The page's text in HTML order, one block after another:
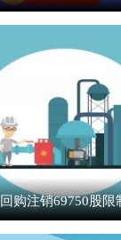
购注销69750股